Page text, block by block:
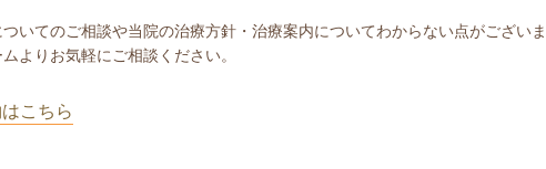
いてのご相談や当院の治療方針・治療案内についてわからない点がござい
よりお気軽にご相談ください。
こちら